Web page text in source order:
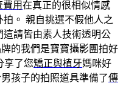
用在真正的很相似情感
。 親自挑選不假他人之
請皆由素人技術透明公
的我們是寶寶攝影團拍好
享了您矯正與植牙媽咪好
孩子的拍照道具準備了傳